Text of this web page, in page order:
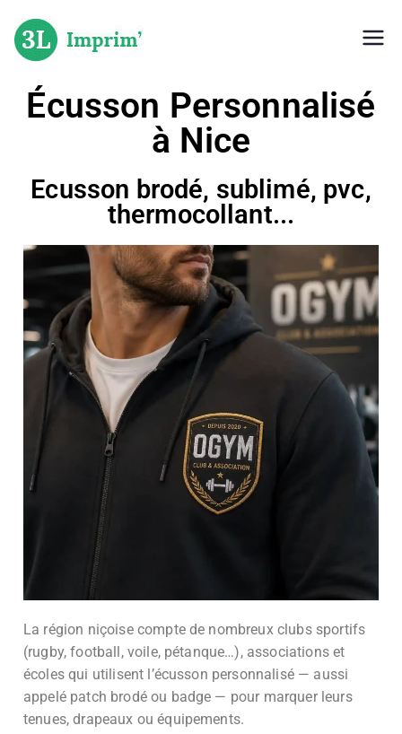
Écusson Personnalisé
à Nice
Ecusson brodé, sublimé, pvc,
thermocollant...
La région niçoise compte de nombreux clubs sportifs
(rugby, football, voile, pétanque…), associations et
écoles qui utilisent l’écusson personnalisé — aussi
appelé patch brodé ou badge — pour marquer leurs
tenues, drapeaux ou équipements.